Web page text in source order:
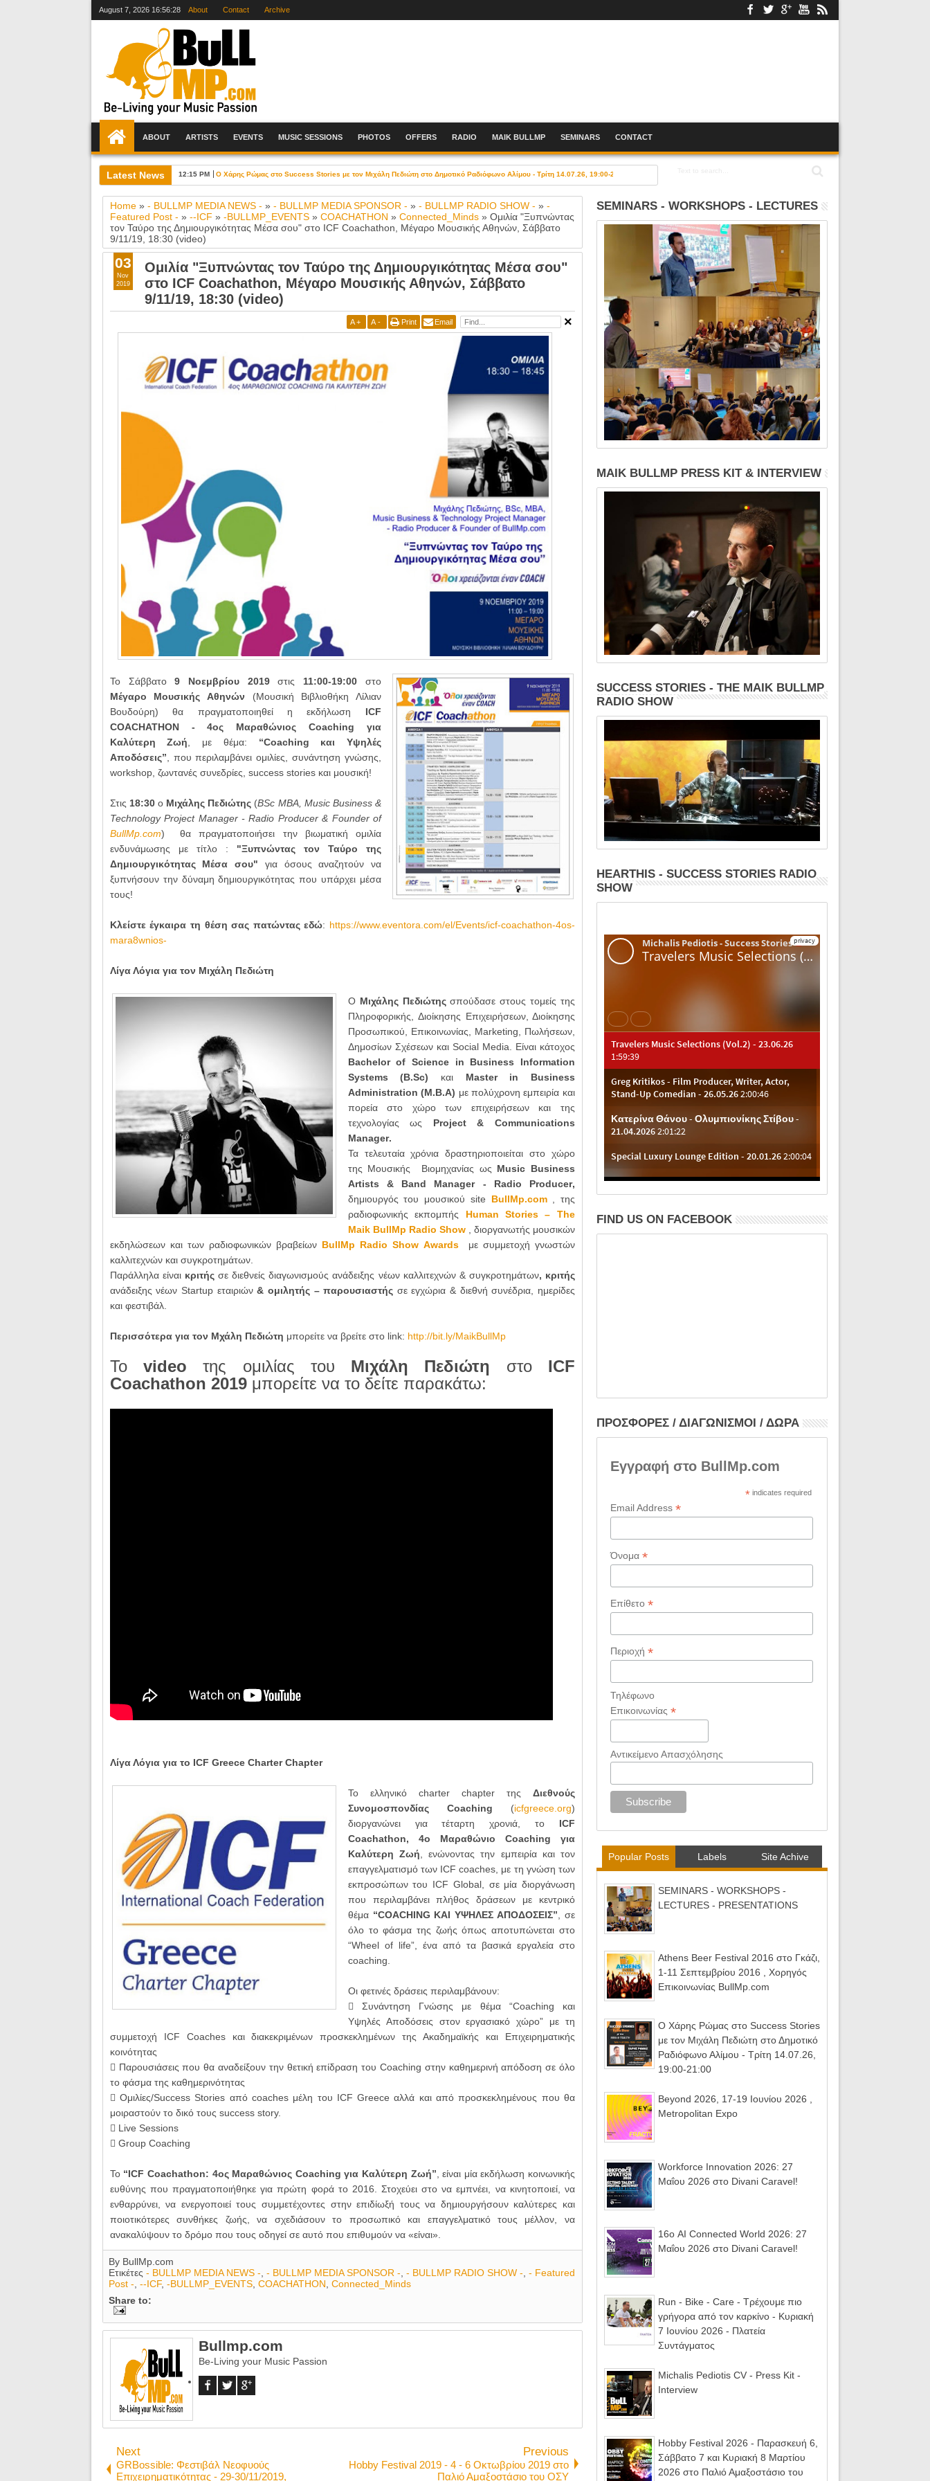
August 7, 2026 16:56:29 About Contact Archive
ABOUT ARTISTS EVENTS MUSIC SESSIONS PHOTOS OFFERS RADIO MAIK BULLMP SEMINARS CONTACT
Latest News 12:15 PM Ο Χάρης Ρώμας στο Success Stories με τον Μιχάλη Πεδιώτη στο Δημοτικό Ραδιόφωνο Αλίμου - Τρίτη 14.07.26, 19:00-21:00
Home» - BULLMP MEDIA NEWS - » - BULLMP MEDIA SPONSOR - » - BULLMP RADIO SHOW - » -
Featured Post - » --ICF » -BULLMP_EVENTS» COACHATHON » Connected_Minds» Ομιλία "Ξυπνώντας
τον Ταύρο της Δημιουργικότητας Μέσα σου" στο ICF Coachathon, Μέγαρο Μουσικής Αθηνών, Σάββατο
9/11/19, 18:30 (video)
Ομιλία "Ξυπνώντας τον Ταύρο της Δημιουργικότητας Μέσα σου"
στο ICF Coachathon, Μέγαρο Μουσικής Αθηνών, Σάββατο
9/11/19, 18:30 (video)
A + A - Print Email
Το Σάββατο9 Νοεμβρίου 2019στις 11:00-19:00 στο
Μέγαρο Μουσικής Αθηνών (Μουσική Βιβλιοθήκη Λίλιαν
Βουδούρη) θα πραγματοποιηθεί η εκδήλωση ICF
COACHATHON - 4ος Μαραθώνιος Coaching για
Καλύτερη Ζωή, με θέμα: “Coaching και Υψηλές
Αποδόσεις”, που περιλαμβάνει ομιλίες, συνάντηση γνώσης,
workshop, ζωντανές συνεδρίες, success stories και μουσική!
Στις 18:30ο Μιχάλης Πεδιώτης (BSc MBA, Music Business &
Technology Project Manager - Radio Producer & Founder of
BullMp.com) θα πραγματοποιήσει την βιωματική ομιλία
ενδυνάμωσης με τίτλο : "Ξυπνώντας τον Ταύρο της
Δημιουργικότητας Μέσα σου"
για όσους αναζητούν να
ξυπνήσουν την δύναμη δημιουργικότητας που υπάρχει μέσα
τους!
Κλείστε έγκαιρα τη θέση σας πατώντας εδώ: https://www.eventora.com/el/Events/icf-coachathon-4os-
mara8wnios-
Λίγα Λόγια για τον Μιχάλη Πεδιώτη
O Μιχάλης Πεδιώτηςσπούδασε στους τομείς της
Πληροφορικής, Διοίκησης Επιχειρήσεων, Διοίκησης
Προσωπικού, Επικοινωνίας, Marketing, Πωλήσεων,
Δημοσίων Σχέσεων και Social Media. Είναι κάτοχος
Bachelor of Science in Business Information
Systems(B.Sc) και Master in Business
Administration (M.B.A) με πολύχρονη εμπειρία και
πορεία στο χώρο των επιχειρήσεων και της
τεχνολογίας ως Project& Communications
Manager.
Τα τελευταία χρόνια δραστηριοποιείται στο χώρο
της Μουσικής Βιομηχανίας ως Music Business
Artists & Band Manager- Radio Producer,
δημιουργός του μουσικού site BullMp.com , της
ραδιοφωνικής εκπομπής Human Stories – The
Maik BullMp Radio Show , διοργανωτής μουσικών
εκδηλώσεων και των ραδιοφωνικών βραβείων BullMp Radio Show Awards
με συμμετοχή γνωστών
καλλιτεχνών και συγκροτημάτων.
Παράλληλα είναι κριτήςσε διεθνείς διαγωνισμούς ανάδειξης νέων καλλιτεχνών & συγκροτημάτων, κριτής
ανάδειξης νέων Startup εταιριών& ομιλητής – παρουσιαστής σε εγχώρια & διεθνή συνέδρια, ημερίδες
και φεστιβάλ.
Περισσότερα για τον Μχάλη Πεδιώτη μπορείτε να βρείτε στο link: http://bit.ly/MaikBullMp
Tovideo της ομιλίας του Μιχάλη Πεδιώτη στο ICF
Coachathon 2019μπορείτε να το δείτε παρακάτω:
Λίγα Λόγια για το ICF Greece Charter Chapter
Το ελληνικό charter chapter της Διεθνούς
Συνομοσπονδίας Coaching (icfgreece.org)
διοργανώνει για τέταρτη χρονιά, το ICF
Coachathon, 4ο Μαραθώνιο Coaching για
Καλύτερη Ζωή, ενώνοντας την εμπειρία και τον
επαγγελματισμό των ICF coaches, με τη γνώση των
εκπροσώπων του ICF Global, σε μία διοργάνωση
που περιλαμβάνει πλήθος δράσεων με κεντρικό
θέμα “COACHING ΚΑΙ ΥΨΗΛΕΣ ΑΠΟΔΟΣΕΙΣ”, σε
όλο το φάσμα της ζωής όπως αποτυπώνεται στο
“Wheel of life”, ένα από τα βασικά εργαλεία στο
coaching.
Οι φετινές δράσεις περιλαμβάνουν:
 Συνάντηση Γνώσης με θέμα “Coaching και
Υψηλές Αποδόσεις στον εργασιακό χώρο” με τη
συμμετοχή ICF Coaches και διακεκριμένων προσκεκλημένων της Ακαδημαϊκής και Επιχειρηματικής
κοινότητας
 Παρουσιάσεις που θα αναδείξουν την θετική επίδραση του Coaching στην καθημερινή απόδοση σε όλο
το φάσμα της καθημερινότητας
 Ομιλίες/Success Stories από coaches μέλη του ICF Greece αλλά και από προσκεκλημένους που θα
μοιραστούν το δικό τους success story.
 Live Sessions
 Group Coaching
Το“ICF Coachathon: 4ος Μαραθώνιος Coaching για Καλύτερη Ζωή”, είναι μία εκδήλωση κοινωνικής
ευθύνης που πραγματοποιήθηκε για πρώτη φορά το 2016. Στοχεύει στο να εμπνέει, να κινητοποιεί, να
ενθαρρύνει, να ενεργοποιεί τους συμμετέχοντες στην επιδίωξή τους να δημιουργήσουν καλύτερες και
ποιοτικότερες συνθήκες ζωής, να σχεδιάσουν το προσωπικό και επαγγελματικό τους μέλλον, να
ανακαλύψουν το δρόμο που τους οδηγεί σε αυτό που επιθυμούν να «είναι».
03
Nov
2019
By BullMp.com
Ετικέτες - BULLMP MEDIA NEWS - - BULLMP MEDIA SPONSOR - - BULLMP RADIO SHOW - - Featured
Post - --ICF, -BULLMP_EVENTS, COACHATHON Connected_Minds
Share to:
Bullmp.com
Be-Living your Music Passion
Next
GRBossible: Φεστιβάλ Νεοφυούς
Επιχειρηματικότητας - 29-30/11/2019,
Previous
Hobby Festival 2019 - 4 - 6 Οκτωβρίου 2019 στο
Παλιό Αμαξοστάσιο του ΟΣΥ
SEMINARS - WORKSHOPS - LECTURES
MAIK BULLMP PRESS KIT & INTERVIEW
SUCCESS STORIES - THE MAIK BULLMP
RADIO SHOW
HEARTHIS - SUCCESS STORIES RADIO
SHOW
FIND US ON FACEBOOK
ΠΡΟΣΦΟΡΕΣ / ΔΙΑΓΩΝΙΣΜΟΙ / ΔΩΡΑ
Εγγραφή στο BullMp.com
* indicates required
Email Address*
Όνομα*
Επίθετο*
Περιοχή*
Τηλέφωνο
Επικοινωνίας*
Αντικείμενο Απασχόλησης
Popular Posts Labels Site Achive
SEMINARS - WORKSHOPS -
LECTURES - PRESENTATIONS
Athens Beer Festival 2016 στο Γκάζι,
1-11 Σεπτεμβρίου 2016 , Χορηγός
Επικοινωνίας BullMp.com
Ο Χάρης Ρώμας στο Success Stories
με τον Μιχάλη Πεδιώτη στο Δημοτικό
Ραδιόφωνο Αλίμου - Τρίτη 14.07.26,
19:00-21:00
Beyond 2026, 17-19 Ιουνίου 2026 ,
Metropolitan Expo
Workforce Innovation 2026: 27
Μαΐου 2026 στο Divani Caravel!
16ο AI Connected World 2026: 27
Μαΐου 2026 στο Divani Caravel!
Run - Bike - Care - Τρέχουμε πιο
γρήγορα από τον καρκίνο - Κυριακή
7 Ιουνίου 2026 - Πλατεία
Συντάγματος
Michalis Pediotis CV - Press Kit -
Interview
Hobby Festival 2026 - Παρασκευή 6,
Σάββατο 7 και Κυριακή 8 Μαρτίου
2026 στο Παλιό Αμαξοστάσιο του